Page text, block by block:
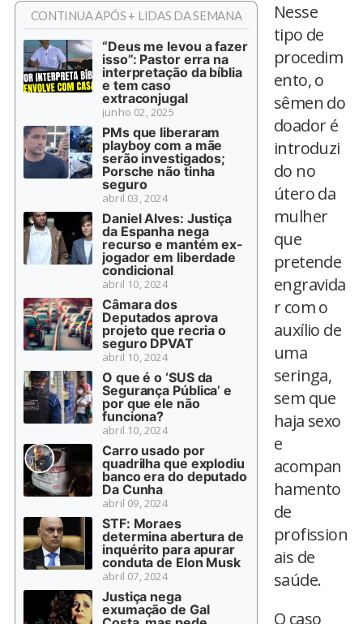
CONTINUA APÓS + LIDAS DA SEMANA
“Deus me levou a fazer
isso”: Pastor erra na
interpretação da bíblia
e tem caso
extraconjugal
junho 02, 2025
PMs que liberaram
playboy com a mãe
serão investigados;
Porsche não tinha
seguro
abril 03, 2024
Daniel Alves: Justiça
da Espanha nega
recurso e mantém ex-
jogador em liberdade
condicional
abril 10, 2024
Câmara dos
Deputados aprova
projeto que recria o
seguro DPVAT
abril 10, 2024
O que é o ‘SUS da
Segurança Pública’ e
por que ele não
funciona?
abril 10, 2024
Carro usado por
quadrilha que explodiu
banco era do deputado
Da Cunha
abril 09, 2024
STF: Moraes
determina abertura de
inquérito para apurar
conduta de Elon Musk
abril 07, 2024
Justiça nega
exumação de Gal
Nesse
tipo de
procedim
ento, o
sêmen do
doador é
introduzi
do no
útero da
mulher
que
pretende
engravida
r com o
auxílio de
uma
seringa,
sem que
haja sexo
e
acompan
hamento
de
profission
ais de
saúde.
O caso